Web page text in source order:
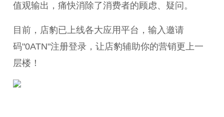
值观输出，痛快消除了消费者的顾虑、疑问。
目前，店豹已上线各大应用平台，输入邀请
码"0ATN"注册登录，让店豹辅助你的营销更上一
层楼！